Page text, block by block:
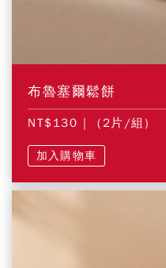
布魯塞爾鬆餅
NT$130 | (2片/組)
加入購物車